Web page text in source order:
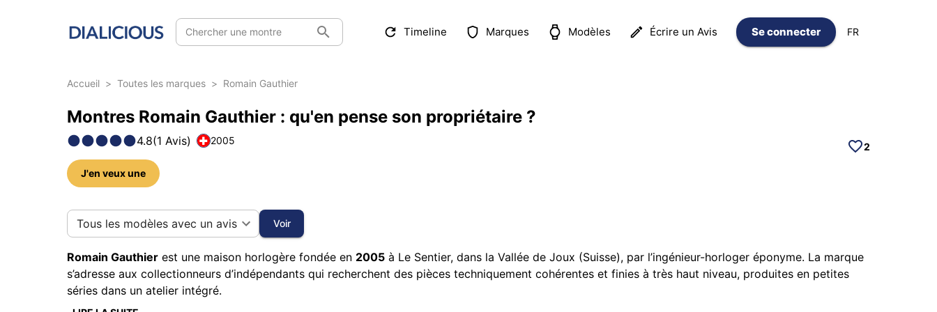
Chercher une montre Timeline Marques Modèles Écrire un Avis Se connecter FR
Accueil > Toutes les marques > Romain Gauthier
Montres Romain Gauthier : qu'en pense son propriétaire ?
4.8(1 Avis) 2005
J'en veux une
2
5 photos sur cette marque
Tous les modèles avec un avis Voir
Romain Gauthier est une maison horlogère fondée en 2005 à Le Sentier, dans la Vallée de Joux (Suisse), par l’ingénieur-horloger éponyme. La marque
s’adresse aux collectionneurs d’indépendants qui recherchent des pièces techniquement cohérentes et finies à très haut niveau, produites en petites
séries dans un atelier intégré.